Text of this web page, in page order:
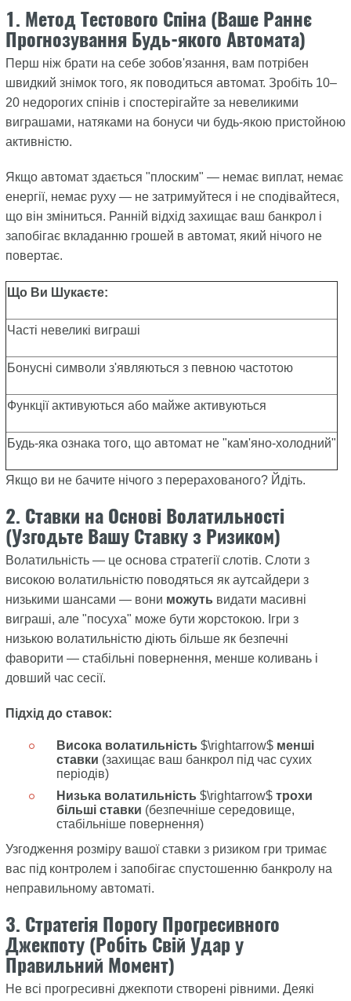
1. Метод Тестового Спіна (Ваше Раннє
Прогнозування Будь-якого Автомата)
Перш ніж брати на себе зобов'язання, вам потрібен
швидкий знімок того, як поводиться автомат. Зробіть 10–
20 недорогих спінів і спостерігайте за невеликими
виграшами, натяками на бонуси чи будь-якою пристойною
активністю.
Якщо автомат здається "плоским" — немає виплат, немає
енергії, немає руху — не затримуйтеся і не сподівайтеся,
що він зміниться. Ранній відхід захищає ваш банкрол і
запобігає вкладанню грошей в автомат, який нічого не
повертає.
Що Ви Шукаєте:
Часті невеликі виграші
Бонусні символи з'являються з певною частотою
Функції активуються або майже активуються
Будь-яка ознака того, що автомат не "кам'яно-холодний"
Якщо ви не бачите нічого з перерахованого? Йдіть.
2. Ставки на Основі Волатильності
(Узгодьте Вашу Ставку з Ризиком)
Волатильність — це основа стратегії слотів. Слоти з
високою волатильністю поводяться як аутсайдери з
низькими шансами — вони можуть видати масивні
виграші, але "посуха" може бути жорстокою. Ігри з
низькою волатильністю діють більше як безпечні
фаворити — стабільні повернення, менше коливань і
довший час сесії.
Підхід до ставок:
Висока волатильність $\rightarrow$ менші
ставки (захищає ваш банкрол під час сухих
періодів)
Низька волатильність $\rightarrow$ трохи
більші ставки (безпечніше середовище,
стабільніше повернення)
Узгодження розміру вашої ставки з ризиком гри тримає
вас під контролем і запобігає спустошенню банкролу на
неправильному автоматі.
3. Стратегія Порогу Прогресивного
Джекпоту (Робіть Свій Удар у
Правильний Момент)
Не всі прогресивні джекпоти створені рівними. Деякі